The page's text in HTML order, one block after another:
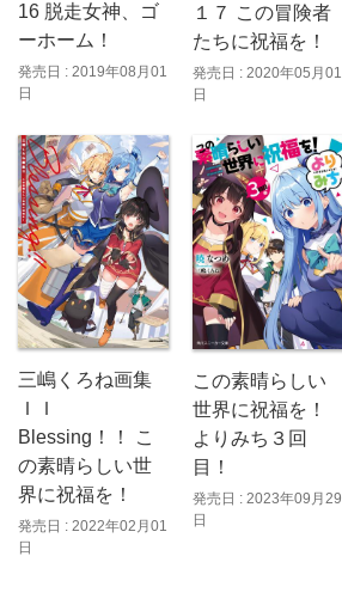
16 脱走女神、ゴ
ーホーム！
発売日 : 2019年08月01
日
１７ この冒険者
たちに祝福を！
発売日 : 2020年05月01
日
三嶋くろね画集
ＩＩ
Blessing！！ こ
の素晴らしい世
界に祝福を！
発売日 : 2022年02月01
日
この素晴らしい
世界に祝福を！
よりみち３回
目！
発売日 : 2023年09月29
日